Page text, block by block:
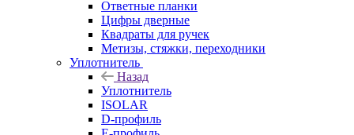
Ответные планки
Цифры дверные
Квадраты для ручек
Метизы, стяжки, переходники
Уплотнитель
Назад
Уплотнитель
ISOLAR
D-профиль